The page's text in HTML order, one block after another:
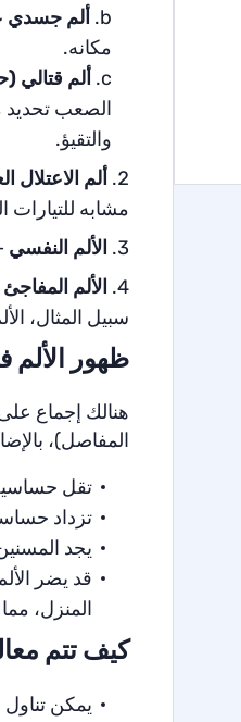
ألم جسدي
مكانه.
ألم
الصعب تحديد
والتقيؤ.
ألم الاعتلال
مشابه
الألم النفسي
الألم المفاجئ
سبيل المثال،
ظهور
هنالك إجماع
المفاصل)،
تقل حساسية
تزداد
يجد
قد يضر
المنزل،
كيف تتم
يمكن تناول